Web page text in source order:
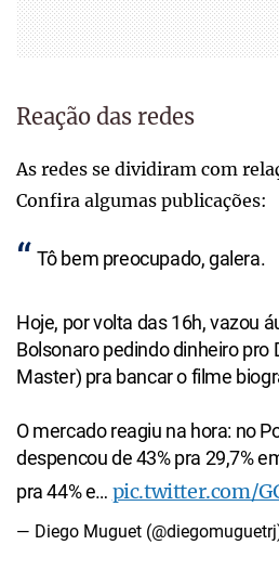
Reação das redes
As redes se dividiram com
Confira algumas publicações:
Tô bem preocupado, galera.
Hoje, por volta das 16h, vazou
Bolsonaro pedindo dinheiro pro
Master) pra bancar o filme
O mercado reagiu na hora: no
despencou de 43% pra 29,7%
pra 44% e… pic.twitter.com/
— Diego Muguet